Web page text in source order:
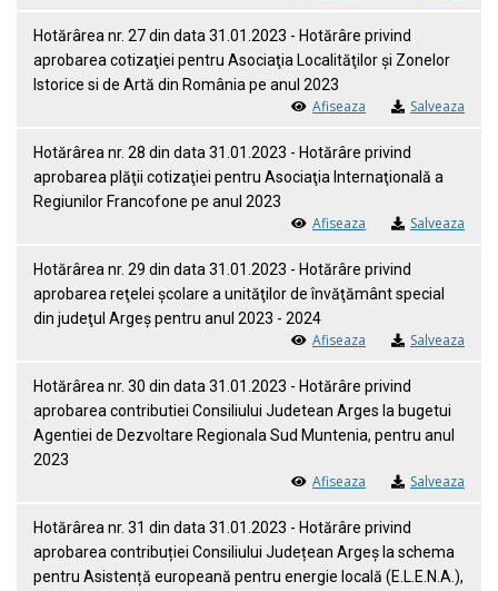
Hotărârea nr. 27 din data 31.01.2023 - Hotărâre privind
aprobarea cotizaţiei pentru Asociaţia Localităţilor şi Zonelor
Istorice si de Artă din România pe anul 2023
Afiseaza Salveaza
Hotărârea nr. 28 din data 31.01.2023 - Hotărâre privind
aprobarea plăţii cotizaţiei pentru Asociaţia Internaţională a
Regiunilor Francofone pe anul 2023
Afiseaza Salveaza
Hotărârea nr. 29 din data 31.01.2023 - Hotărâre privind
aprobarea reţelei şcolare a unităţilor de învăţământ special
din judeţul Argeş pentru anul 2023 - 2024
Afiseaza Salveaza
Hotărârea nr. 30 din data 31.01.2023 - Hotărâre privind
aprobarea contributiei Consiliului Judetean Arges la bugetui
Agentiei de Dezvoltare Regionala Sud Muntenia, pentru anul
2023
Afiseaza Salveaza
Hotărârea nr. 31 din data 31.01.2023 - Hotărâre privind
aprobarea contribuției Consiliului Județean Argeș la schema
pentru Asistență europeană pentru energie locală (E.L.E.N.A.),